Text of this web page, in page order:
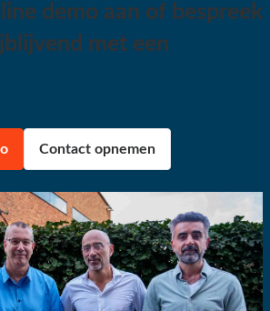
demo aan of bespreek
met een
Contact opnemen